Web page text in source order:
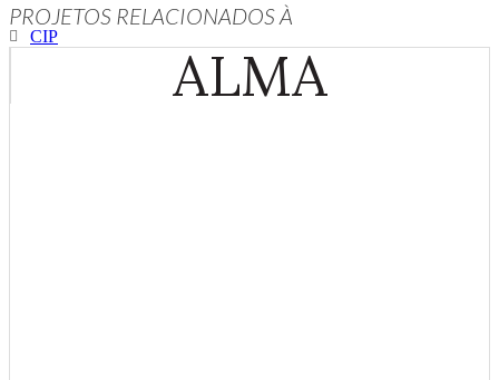
PROJETOS RELACIONADOS À
CIP
ALMA